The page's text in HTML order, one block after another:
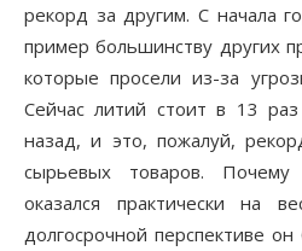
рекорд за другим. С начала
пример большинству других
которые просели из-за
Сейчас литий стоит в 13
назад, и это, пожалуй,
сырьевых товаров.
оказался практически на
долгосрочной перспективе